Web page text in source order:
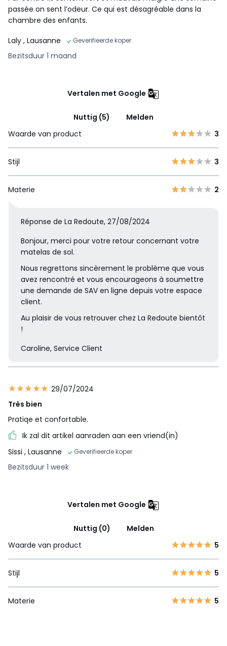
passée on sent l’odeur. Ce qui est désagréable dans la
chambre des enfants.
Laly , Lausanne Geverifieerde koper
Bezitsduur 1 maand
Vertalen met Google
Nuttig (5)
Melden
Waarde van product
3
Stijl 3
Materie 2
Réponse de La Redoute, 27/08/2024
Bonjour, merci pour votre retour concernant votre
matelas de sol.
Nous regrettons sincèrement le problème que vous
avez rencontré et vous encourageons à soumettre
une demande de SAV en ligne depuis votre espace
client.
Au plaisir de vous retrouver chez La Redoute bientôt
!
Caroline, Service Client
29/07/2024
Très bien
Pratiqe et confortable.
Ik zal dit artikel aanraden aan een vriend(in)
Sissi , Lausanne Geverifieerde koper
Bezitsduur 1 week
Vertalen met Google
Nuttig (0)
Melden
Waarde van product
5
Stijl 5
Materie 5